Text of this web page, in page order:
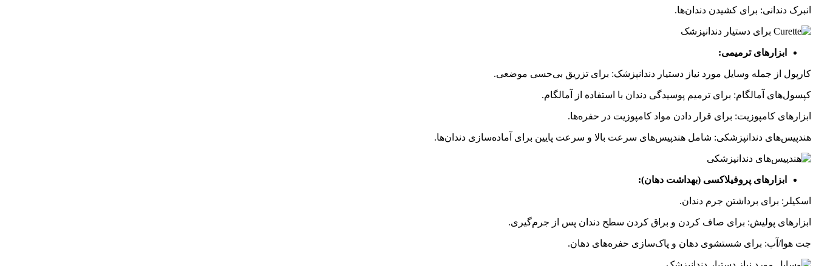
انبرک دندانی: برای کشیدن دندان‌ها.
ابزارهای ترمیمی:
کارپول از جمله وسایل مورد نیاز دستیار دندانپزشک: برای تزریق بی‌حسی موضعی.
کپسول‌های آمالگام: برای ترمیم پوسیدگی دندان با استفاده از آمالگام.
ابزارهای کامپوزیت: برای قرار دادن مواد کامپوزیت در حفره‌ها.
هندپیس‌های دندانپزشکی: شامل هندپیس‌های سرعت بالا و سرعت پایین برای آماده‌سازی دندان‌ها.
ابزارهای پروفیلاکسی (بهداشت دهان):
اسکیلر : برای برداشتن جرم دندان.
ابزارهای پولیش: برای صاف کردن و براق کردن سطح دندان پس از جرم‌گیری.
جت هوا/ آب: برای شستشوی دهان و پاک‌سازی حفره‌های دهان.